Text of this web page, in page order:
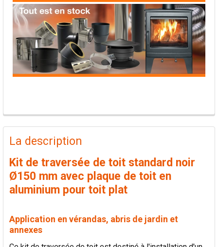
PRODUITS
FRÉQUEMMENT
ACHETÉS
TOUT
SÉLECTIONNER
AJOUTER
LA
SÉLECTION
La description
Kit de traversée de toit standard noir
Ø150 mm avec plaque de toit en
aluminium pour toit plat
Application en vérandas, abris de jardin et
annexes